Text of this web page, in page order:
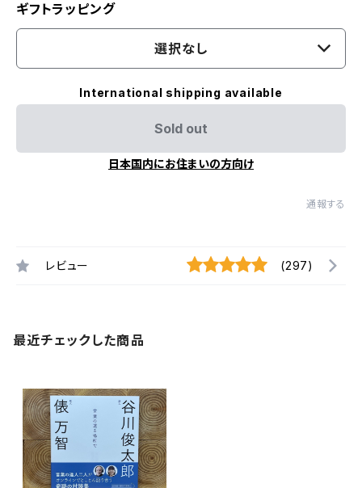
ギフトラッピング
選択なし
International shipping available
Sold out
日本国内にお住まいの方向け
通報する
レビュー (297)
最近チェックした商品